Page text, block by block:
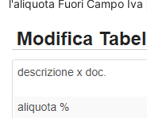
l'aliquota Fuori Campo